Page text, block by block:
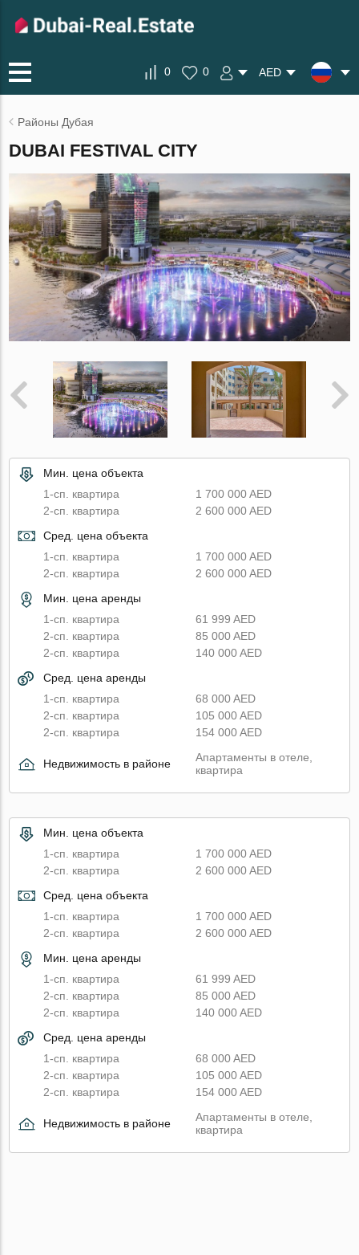
0 0 AED
Районы Дубая
DUBAI FESTIVAL CITY
Мин. цена объекта
1-сп. квартира
1 700 000 AED
2-сп. квартира
2 600 000 AED
Сред. цена объекта
1-сп. квартира
1 700 000 AED
2-сп. квартира
2 600 000 AED
Мин. цена аренды
1-сп. квартира
61 999 AED
2-сп. квартира
85 000 AED
2-сп. квартира
140 000 AED
Сред. цена аренды
1-сп. квартира
68 000 AED
2-сп. квартира
105 000 AED
2-сп. квартира
154 000 AED
Недвижимость в районе
Апартаменты в отеле,
квартира
Мин. цена объекта
1-сп. квартира
1 700 000 AED
2-сп. квартира
2 600 000 AED
Сред. цена объекта
1-сп. квартира
1 700 000 AED
2-сп. квартира
2 600 000 AED
Мин. цена аренды
1-сп. квартира
61 999 AED
2-сп. квартира
85 000 AED
2-сп. квартира
140 000 AED
Сред. цена аренды
1-сп. квартира
68 000 AED
2-сп. квартира
105 000 AED
2-сп. квартира
154 000 AED
Недвижимость в районе
Апартаменты в отеле,
квартира